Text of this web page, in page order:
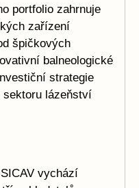
portfolio zahrnuje
zařízení
špičkových
balneologické
strategie
lázeňství
vychází